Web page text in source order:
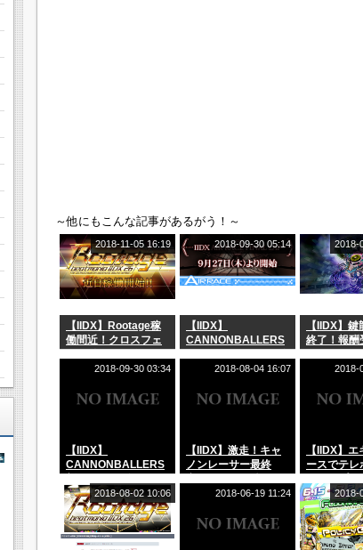
～他にもこんな記事があるがう！～
【IIDX】Rootage稼
働間近！クロスフェ
ード動画が閲覧可
2018-11-05 16:19
【IIDX】
CANNONBALLERS
AIRRACEついに最終
章！FINAL LAPの登
2018-09-30 05:14
【IIDX】
終了！報酬
は10月31
酬ゲット
2018-
【IIDX】
CANNONBALLERS
新レジェンダリアに
「waxing and
wanding†」
「Übertreffen†」が
登場！
2018-09-30 03:34
【IIDX】激走！キャ
ノンレーサー最終
章！まだまだ続きが
あったとは！
2018-08-04 16:07
【IIDX】
ースでテレ
とリトプリ
登場♪DP
2018-
2018-08-02 10:06 2018-06-19 11:24 2018-